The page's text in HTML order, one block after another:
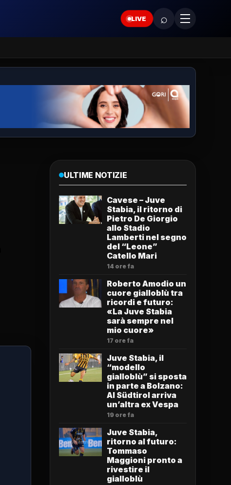
LIVE ⌕
ULTIME NOTIZIE
Cavese – Juve
Stabia, il ritorno di
Pietro De Giorgio
allo Stadio
Lamberti nel segno
del “Leone”
Catello Mari
14 ore fa
Roberto Amodio un
cuore gialloblù tra
ricordi e futuro:
«La Juve Stabia
sarà sempre nel
mio cuore»
17 ore fa
Juve Stabia, il
“modello
gialloblù” si sposta
in parte a Bolzano:
Al Südtirol arriva
un’altra ex Vespa
19 ore fa
Juve Stabia,
ritorno al futuro:
Tommaso
Maggioni pronto a
rivestire il
gialloblù